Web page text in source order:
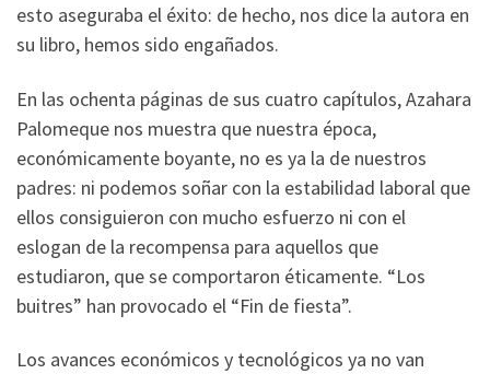
esto aseguraba el éxito: de hecho, nos dice la autora en
su libro, hemos sido engañados.
En las ochenta páginas de sus cuatro capítulos, Azahara
Palomeque nos muestra que nuestra época,
económicamente boyante, no es ya la de nuestros
padres: ni podemos soñar con la estabilidad laboral que
ellos consiguieron con mucho esfuerzo ni con el
eslogan de la recompensa para aquellos que
estudiaron, que se comportaron éticamente. “Los
buitres” han provocado el “Fin de fiesta”.
Los avances económicos y tecnológicos ya no van